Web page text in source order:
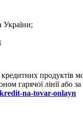
України;
продуктів
гарячої лінії або
na-tovar-onlayn